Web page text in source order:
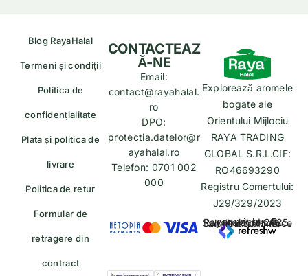
Blog RayaHalal
Termeni și condiții
Politica de
confidențialitate
Plata și politica de
livrare
Politica de retur
Formular de
retragere din
contract
Explorează aromele
bogate ale
Orientului Mijlociu
RAYA TRADING
GLOBAL S.R.L.CIF:
RO46693290
Registru Comertului:
J29/329/2023
copyrights © Rayahalal.ro 2025. Soluție eCommerce administrată de
CONTACTEAZ
Ă-NE
Email:
contact@rayahalal.
ro
DPO:
protectia.datelor@r
ayahalal.ro
Telefon: 0701 002
000